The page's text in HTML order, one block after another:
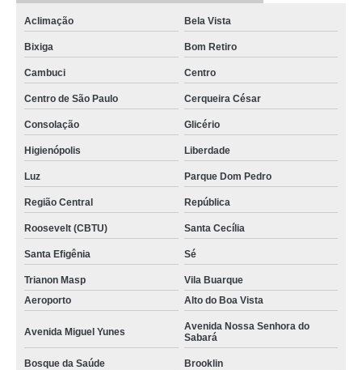
Aclimação Bela Vista
Bixiga Bom Retiro
Cambuci Centro
Centro de São Paulo Cerqueira César
Consolação Glicério
Higienópolis Liberdade
Luz Parque Dom Pedro
Região Central República
Roosevelt (CBTU) Santa Cecília
Santa Efigênia Sé
Trianon Masp
Vila Buarque
Aeroporto
Alto do Boa Vista
Avenida Miguel Yunes
Avenida Nossa Senhora do
Sabará
Bosque da Saúde Brooklin